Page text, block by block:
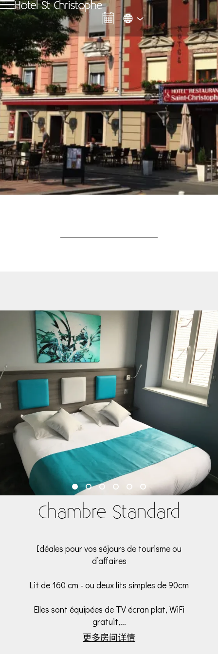
Hotel St Christophe
Chambre Standard
Idéales pour vos séjours de tourisme ou
d’affaires
Lit de 160 cm - ou deux lits simples de 90cm
Elles sont équipées de TV écran plat, WiFi
gratuit,...
更多房间详情